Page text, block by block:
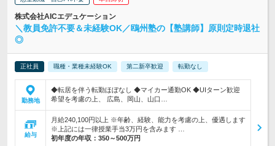
株式会社AICエデュケーション
＼教員免許不要＆未経験OK／鴎州塾の【塾講師】原則定時退社
◎
正社員 職種・業種未経験OK 第二新卒歓迎 転勤なし
勤務地
◆転居を伴う転勤ほぼなし ◆マイカー通勤OK ◆UIターン歓迎
希望を考慮の上、 広島、岡山、山口…
給与
月給240,100円以上 ※年齢、経験、能力を考慮の上、優遇します
※上記には一律授業手当3万円を含みます …
初年度の年収： 350～500万円